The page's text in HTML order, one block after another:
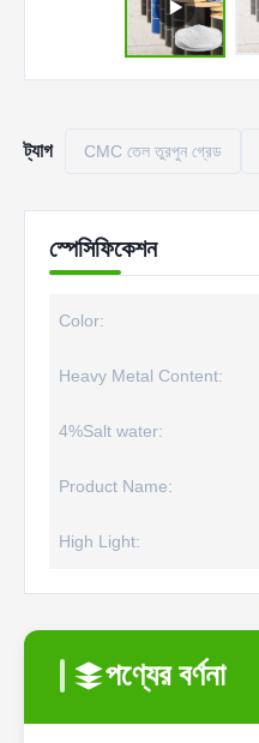
ট্যাগ CMC তেল তুরপুন গ্রেড
স্পেসিফিকেশন
Color:
Heavy Metal Content:
4%Salt water:
Product Name:
High Light:
পণ্যের বর্ণনা